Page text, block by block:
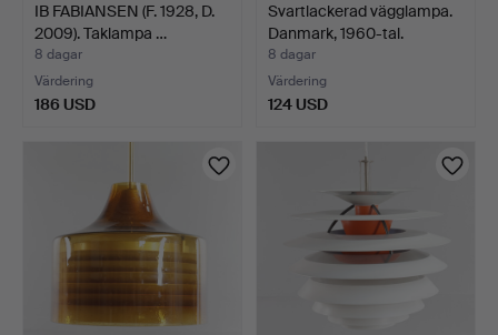
IB FABIANSEN (F. 1928, D.
2009). Taklampa …
8 dagar
Värdering
186 USD
Svartlackerad vägglampa.
Danmark, 1960-tal.
8 dagar
Värdering
124 USD